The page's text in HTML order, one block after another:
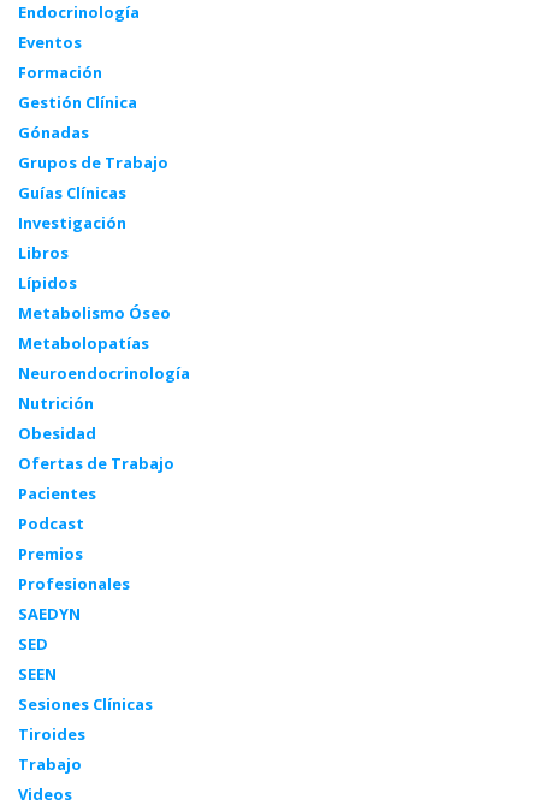
Endocrinología
Eventos
Formación
Gestión Clínica
Gónadas
Grupos de Trabajo
Guías Clínicas
Investigación
Libros
Lípidos
Metabolismo Óseo
Metabolopatías
Neuroendocrinología
Nutrición
Obesidad
Ofertas de Trabajo
Pacientes
Podcast
Premios
Profesionales
SAEDYN
SED
SEEN
Sesiones Clínicas
Tiroides
Trabajo
Videos